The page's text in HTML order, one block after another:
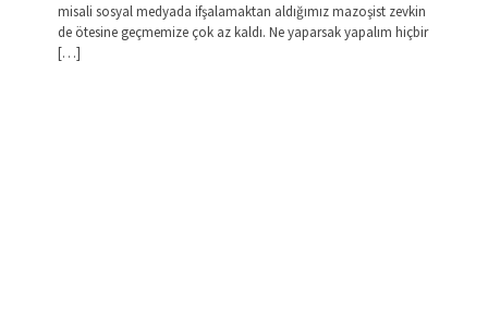
misali sosyal medyada ifşalamaktan aldığımız mazoşist zevkin
de ötesine geçmemize çok az kaldı. Ne yaparsak yapalım hiçbir
[…]